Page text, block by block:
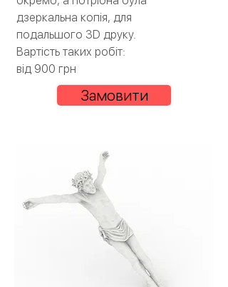
дзеркальна копія, для
подальшого 3D друку.
Вартість таких робіт:
від 900 грн
Замовити